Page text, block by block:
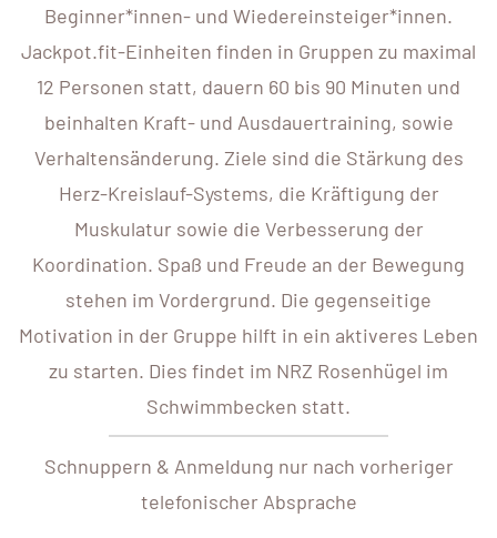
Beginner*innen- und Wiedereinsteiger*innen.
Jackpot.fit-Einheiten finden in Gruppen zu maximal
12 Personen statt, dauern 60 bis 90 Minuten und
beinhalten Kraft- und Ausdauertraining, sowie
Verhaltensänderung. Ziele sind die Stärkung des
Herz-Kreislauf-Systems, die Kräftigung der
Muskulatur sowie die Verbesserung der
Koordination. Spaß und Freude an der Bewegung
stehen im Vordergrund. Die gegenseitige
Motivation in der Gruppe hilft in ein aktiveres Leben
zu starten. Dies findet im NRZ Rosenhügel im
Schwimmbecken statt.
Schnuppern & Anmeldung nur nach vorheriger
telefonischer Absprache